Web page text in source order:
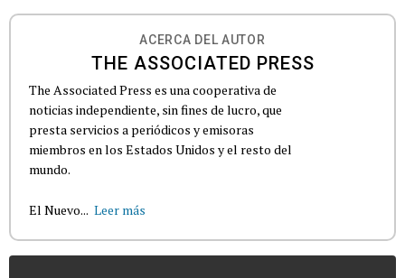
ACERCA DEL AUTOR
THE ASSOCIATED PRESS
The Associated Press es una cooperativa de
noticias independiente, sin fines de lucro, que
presta servicios a periódicos y emisoras
miembros en los Estados Unidos y el resto del
mundo.
El Nuevo... Leer más